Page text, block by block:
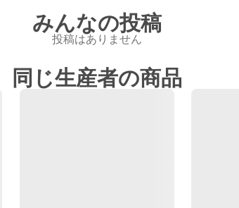
みんなの投稿
投稿はありません
同じ生産者の商品